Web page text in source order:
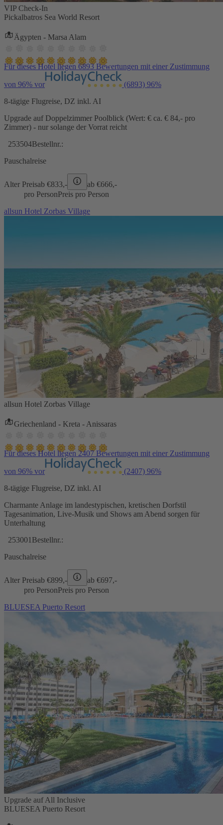
VIP Check-In
Pickalbatros Sea World Resort
Ägypten - Marsa Alam
Für dieses Hotel liegen 6893 Bewertungen mit einer Zustimmung
von 96% vor (6893) 96%
8-tägige Flugreise, DZ inkl. AI
Upgrade auf Doppelzimmer Poolblick (Wert: € ca. € 84,- pro
Zimmer) - nur solange der Vorrat reicht
253504Bestellnr.:
Pauschalreise
Alter Preisab €833,- ab €666,-
pro PersonPreis pro Person
allsun Hotel Zorbas Village
allsun Hotel Zorbas Village
Griechenland - Kreta - Anissaras
Für dieses Hotel liegen 2407 Bewertungen mit einer Zustimmung
von 96% vor (2407) 96%
8-tägige Flugreise, DZ inkl. AI
Charmante Anlage im landestypischen, kretischen Dorfstil
Tagesanimation, Live-Musik und Shows am Abend sorgen für
Unterhaltung
253001 Bestellnr.:
Pauschalreise
Alter Preisab €899,- ab €697,-
pro PersonPreis pro Person
BLUESEA Puerto Resort
Upgrade auf All Inclusive
BLUESEA Puerto Resort